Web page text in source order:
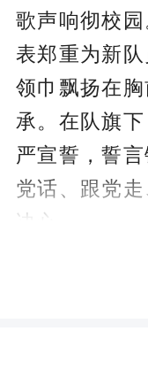
歌声响彻校
表郑重为新
领巾飘扬在
承。在队旗
严宣誓，誓
党话、跟党
决心。
一（2）